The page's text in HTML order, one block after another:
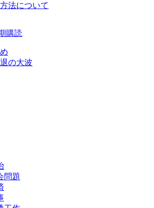
法について
購読
の大波
問題